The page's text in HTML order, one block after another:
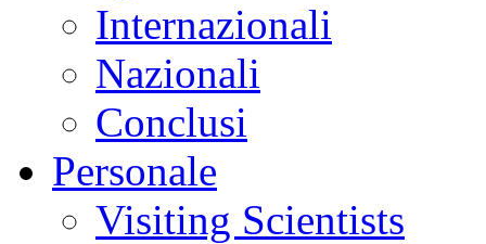
Internazionali
Nazionali
Conclusi
Personale
Visiting Scientists